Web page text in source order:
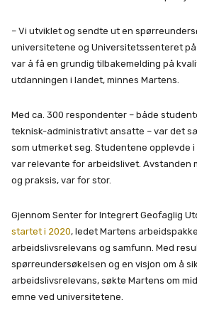
– Vi utviklet og sendte ut en
universitetene og Universitetssenteret på
var å få en grundig tilbakemelding på
utdanningen i landet, minnes Martens.
Med ca. 300 respondenter – både
teknisk-administrativt ansatte – var det
som utmerket seg. Studentene opplevde
var relevante for arbeidslivet. Avstanden
og praksis, var for stor.
Gjennom Senter for Integrert Geofaglig
startet i 2020, ledet Martens
arbeidslivsrelevans og samfunn. Med
spørreundersøkelsen og en visjon om å
arbeidslivsrelevans, søkte Martens om
emne ved universitetene.